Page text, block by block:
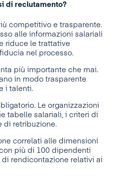
di reclutamento?
competitivo e trasparente.
alle informazioni salariali
riduce le trattative
nel processo.
più importante che mai.
in modo trasparente
i talenti.
Le organizzazioni
tabelle salariali, i criteri di
di retribuzione.
correlati alle dimensioni
più di 100 dipendenti
rendicontazione relativi ai